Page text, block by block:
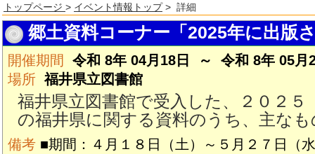
トップページ > イベント情報トップ> 詳細
郷土資料コーナー「2025年に出版
開催期間
令和 8年 04月18日 ～ 令和 8年 05月
場所 福井県立図書館
福井県立図書館で受入した、２０２５
の福井県に関する資料のうち、主な
備考 ■期間：４月１８日（土）～５月２７日（